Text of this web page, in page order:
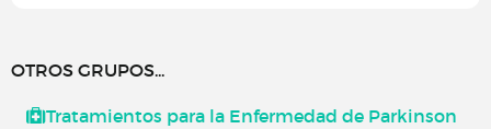
OTROS GRUPOS...
Tratamientos para la Enfermedad de Parkinson